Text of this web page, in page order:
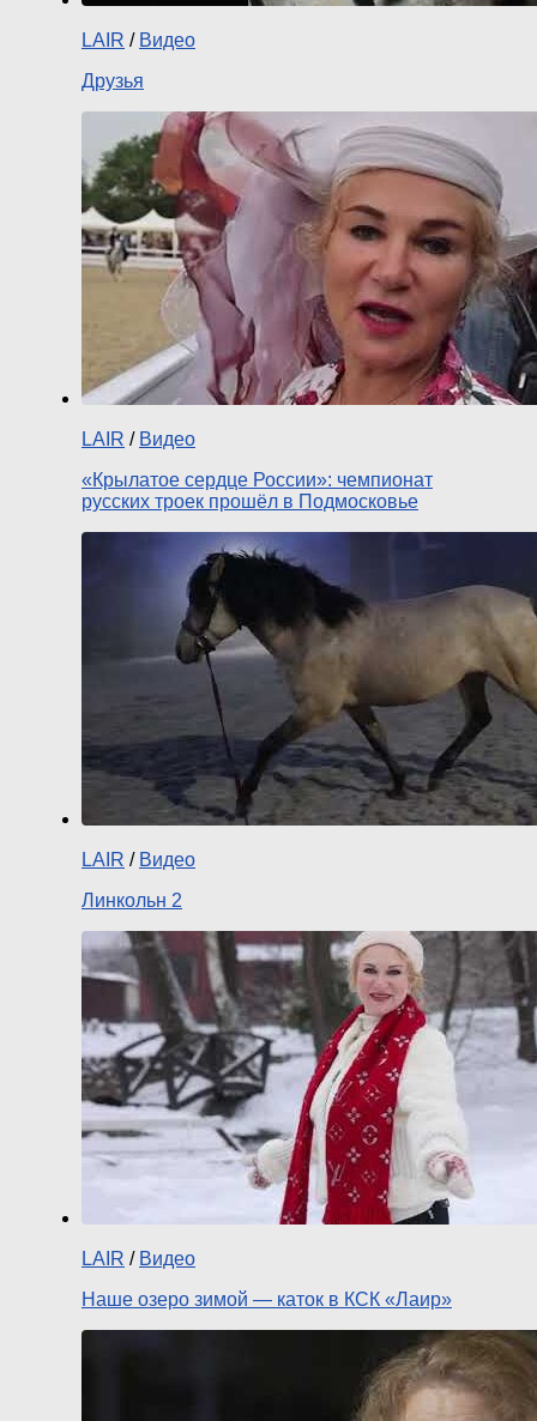
LAIR / Видео
Друзья
LAIR / Видео
«Крылатое сердце России»: чемпионат
русских троек прошёл в Подмосковье
LAIR / Видео
Линкольн 2
LAIR / Видео
Наше озеро зимой — каток в КСК «Лаир»